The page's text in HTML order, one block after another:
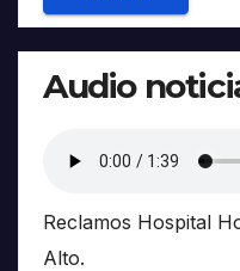
Audio
Reclamos Hospital
Alto.